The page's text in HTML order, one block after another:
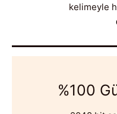
kelimeyle
%100